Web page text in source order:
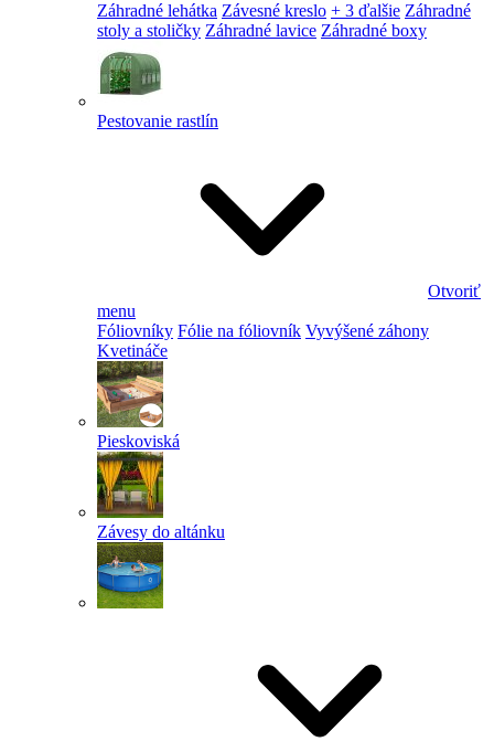
Záhradné lehátka Závesné kreslo + 3 ďalšie Záhradné
stoly a stoličky Záhradné lavice Záhradné boxy
Pestovanie rastlín
Otvoriť
menu
Fóliovníky Fólie na fóliovník Vyvýšené záhony
Kvetináče
Pieskoviská
Závesy do altánku